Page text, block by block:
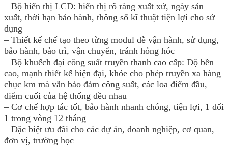
– Bộ hiển thị LCD: hiển thị rõ ràng xuất xứ, ngày sản
xuất, thời hạn bảo hành, thông số kĩ thuật tiện lợi cho sử
dụng
– Thiết kế chế tạo theo từng modul dễ vận hành, sử dụng,
bảo hành, bảo trì, vận chuyển, tránh hỏng hóc
– Bộ khuếch đại công suất truyền thanh cao cấp: Độ bền
cao, mạnh thiết kế hiện đại, khỏe cho phép truyền xa hàng
chục km mà vẫn bảo đảm công suất, các loa điểm đầu,
điểm cuối của hệ thống đều nhau
– Cơ chế hợp tác tốt, bảo hành nhanh chóng, tiện lợi, 1 đổi
1 trong vòng 12 tháng
– Đặc biệt ưu đãi cho các dự án, doanh nghiệp, cơ quan,
đơn vị, trường học